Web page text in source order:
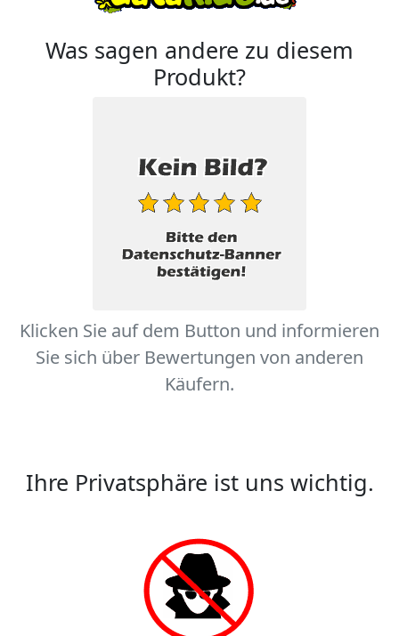
Was sagen andere zu diesem
Produkt?
Klicken Sie auf dem Button und informieren
Sie sich über Bewertungen von anderen
Käufern.
Ihre Privatsphäre ist uns wichtig.